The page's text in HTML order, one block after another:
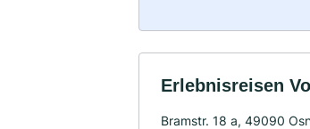
Erlebnisreisen
Bramstr. 18 a, 49090